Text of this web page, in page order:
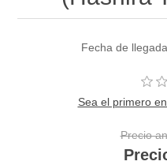
Fecha de
Sea el primero
Precio